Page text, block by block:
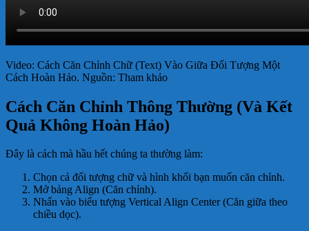
Video: Cách Căn Chỉnh Chữ (Text) Vào Giữa Đối Tượng Một
Cách Hoàn Hảo. Nguồn: Tham khảo
Cách Căn Chỉnh Thông Thường (Và Kết
Quả Không Hoàn Hảo)
Đây là cách mà hầu hết chúng ta thường làm:
Chọn cả đối tượng chữ và hình khối bạn muốn căn chỉnh.
Mở bảng Align (Căn chỉnh).
Nhấn vào biểu tượng Vertical Align Center (Căn giữa theo
chiều dọc).